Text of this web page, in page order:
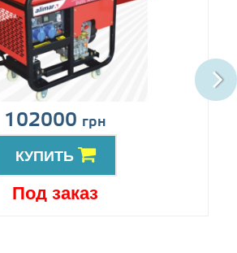
102000 грн
КУПИТЬ
Под заказ